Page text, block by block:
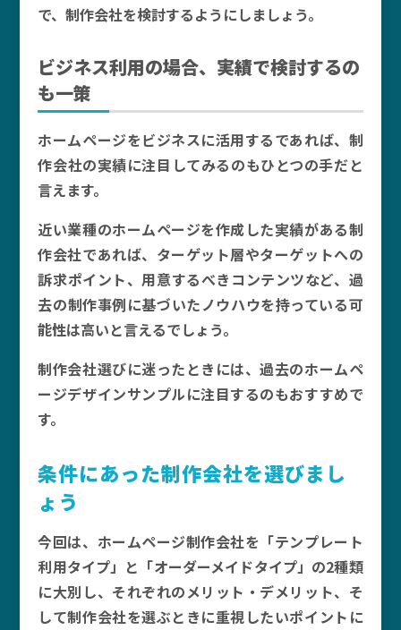
で、制作会社を検討するようにしましょう。
ビジネス利用の場合、実績で検討するの
も一策
ホームページをビジネスに活用するであれば、制
作会社の実績に注目してみるのもひとつの手だと
言えます。
近い業種のホームページを作成した実績がある制
作会社であれば、ターゲット層やターゲットへの
訴求ポイント、用意するべきコンテンツなど、過
去の制作事例に基づいたノウハウを持っている可
能性は高いと言えるでしょう。
制作会社選びに迷ったときには、過去のホームペ
ージデザインサンプルに注目するのもおすすめで
す。
条件にあった制作会社を選びまし
ょう
今回は、ホームページ制作会社を「テンプレート
利用タイプ」と「オーダーメイドタイプ」の2種類
に大別し、それぞれのメリット・デメリット、そ
して制作会社を選ぶときに重視したいポイントに